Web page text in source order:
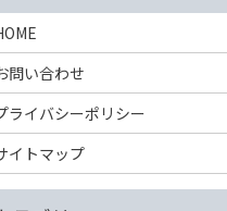
問い合わせ
ライバシーポリシー
イトマップ